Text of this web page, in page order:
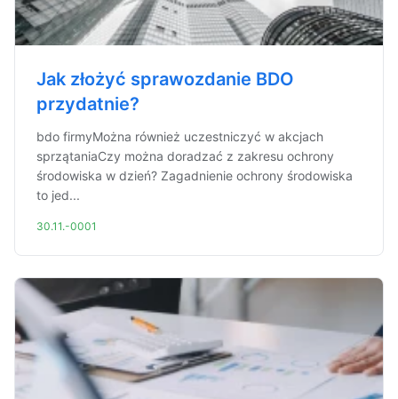
Jak złożyć sprawozdanie BDO
przydatnie?
bdo firmyMożna również uczestniczyć w akcjach
sprzątaniaCzy można doradzać z zakresu ochrony
środowiska w dzień? Zagadnienie ochrony środowiska
to jed...
30.11.-0001